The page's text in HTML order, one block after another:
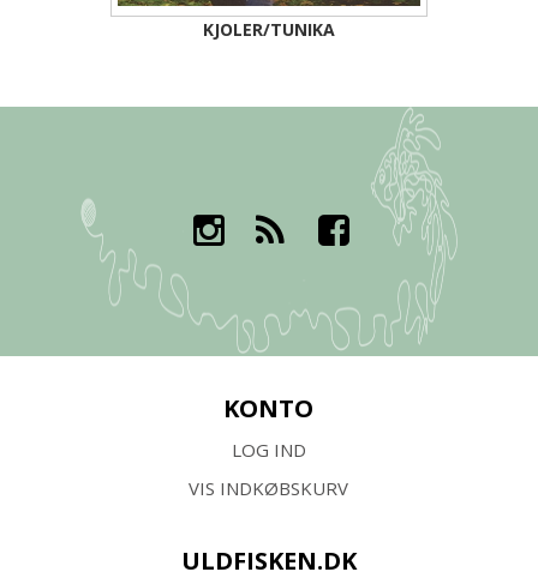
KJOLER/TUNIKA
KONTO
LOG IND
VIS INDKØBSKURV
ULDFISKEN.DK